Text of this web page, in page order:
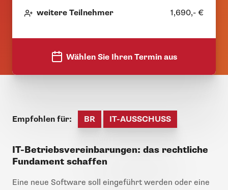
weitere Teilnehmer
1,690,- €
Wählen Sie Ihren Termin aus
Empfohlen für: BR IT-AUSSCHUSS
IT-Betriebsvereinbarungen: das rechtliche
Fundament schaffen
Eine neue Software soll eingeführt werden oder eine